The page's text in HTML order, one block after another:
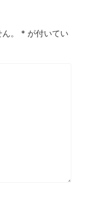
。 * が付いてい